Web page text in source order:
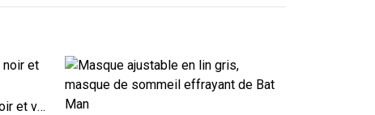
Masque de sommeil en lin noir et vert